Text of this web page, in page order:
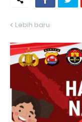
Lebih baru